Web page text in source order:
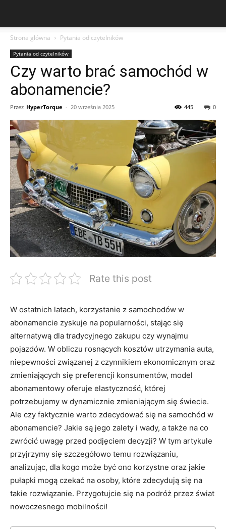
Strona główna Pytania od czytelników
Pytania od czytelników
Czy warto brać samochód w
abonamencie?
Przez HyperTorque - 20 września 2025 0
445
Rate this post
W ostatnich latach, korzystanie ​z ‍samochodów‍ w
abonamencie zyskuje na‌ popularności, stając się
alternatywą dla tradycyjnego zakupu czy ⁢wynajmu
pojazdów. ⁢W obliczu rosnących kosztów‍ utrzymania auta,
niepewności związanej z czynnikiem ekonomicznym⁣ oraz
zmieniających się preferencji konsumentów,⁢ model‌
abonamentowy oferuje elastyczność, której
potrzebujemy w dynamicznie zmieniającym się świecie.
Ale czy faktycznie warto zdecydować‍ się⁣ na samochód w
abonamencie?‍ Jakie są jego zalety i wady, ⁢a także na‍ co
zwrócić uwagę ​przed podjęciem​ decyzji? W⁢ tym artykule
przyjrzymy się szczegółowo​ temu rozwiązaniu,
analizując, dla kogo może ‌być ono korzystne‌ oraz jakie
pułapki​ mogą czekać na osoby, które zdecydują się na
takie rozwiązanie. Przygotujcie się na podróż ‌przez świat
nowoczesnego mobilności!